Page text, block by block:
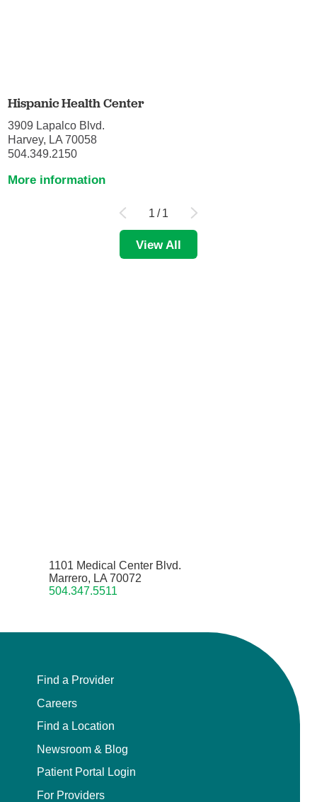
Hispanic Health Center
3909 Lapalco Blvd.
Harvey, LA 70058
504.349.2150
More information
1 / 1
View All
1101 Medical Center Blvd.
Marrero, LA 70072
504.347.5511
Find a Provider
Careers
Find a Location
Newsroom & Blog
Patient Portal Login
For Providers